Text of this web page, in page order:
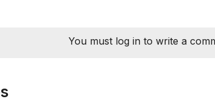
You must log in to write a